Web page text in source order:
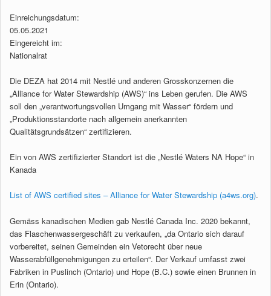
Einreichungsdatum:
05.05.2021
Eingereicht im:
Nationalrat
Die DEZA hat 2014 mit Nestlé und anderen Grosskonzernen die
„Alliance for Water Stewardship (AWS)“ ins Leben gerufen. Die AWS
soll den „verantwortungsvollen Umgang mit Wasser“ fördern und
„Produktionsstandorte nach allgemein anerkannten
Qualitätsgrundsätzen“ zertifizieren.
Ein von AWS zertifizierter Standort ist die „Nestlé Waters NA Hope“ in
Kanada
List of AWS certified sites – Alliance for Water Stewardship (a4ws.org).
Gemäss kanadischen Medien gab Nestlé Canada Inc. 2020 bekannt,
das Flaschenwassergeschäft zu verkaufen, „da Ontario sich darauf
vorbereitet, seinen Gemeinden ein Vetorecht über neue
Wasserabfüllgenehmigungen zu erteilen“. Der Verkauf umfasst zwei
Fabriken in Puslinch (Ontario) und Hope (B.C.) sowie einen Brunnen in
Erin (Ontario).